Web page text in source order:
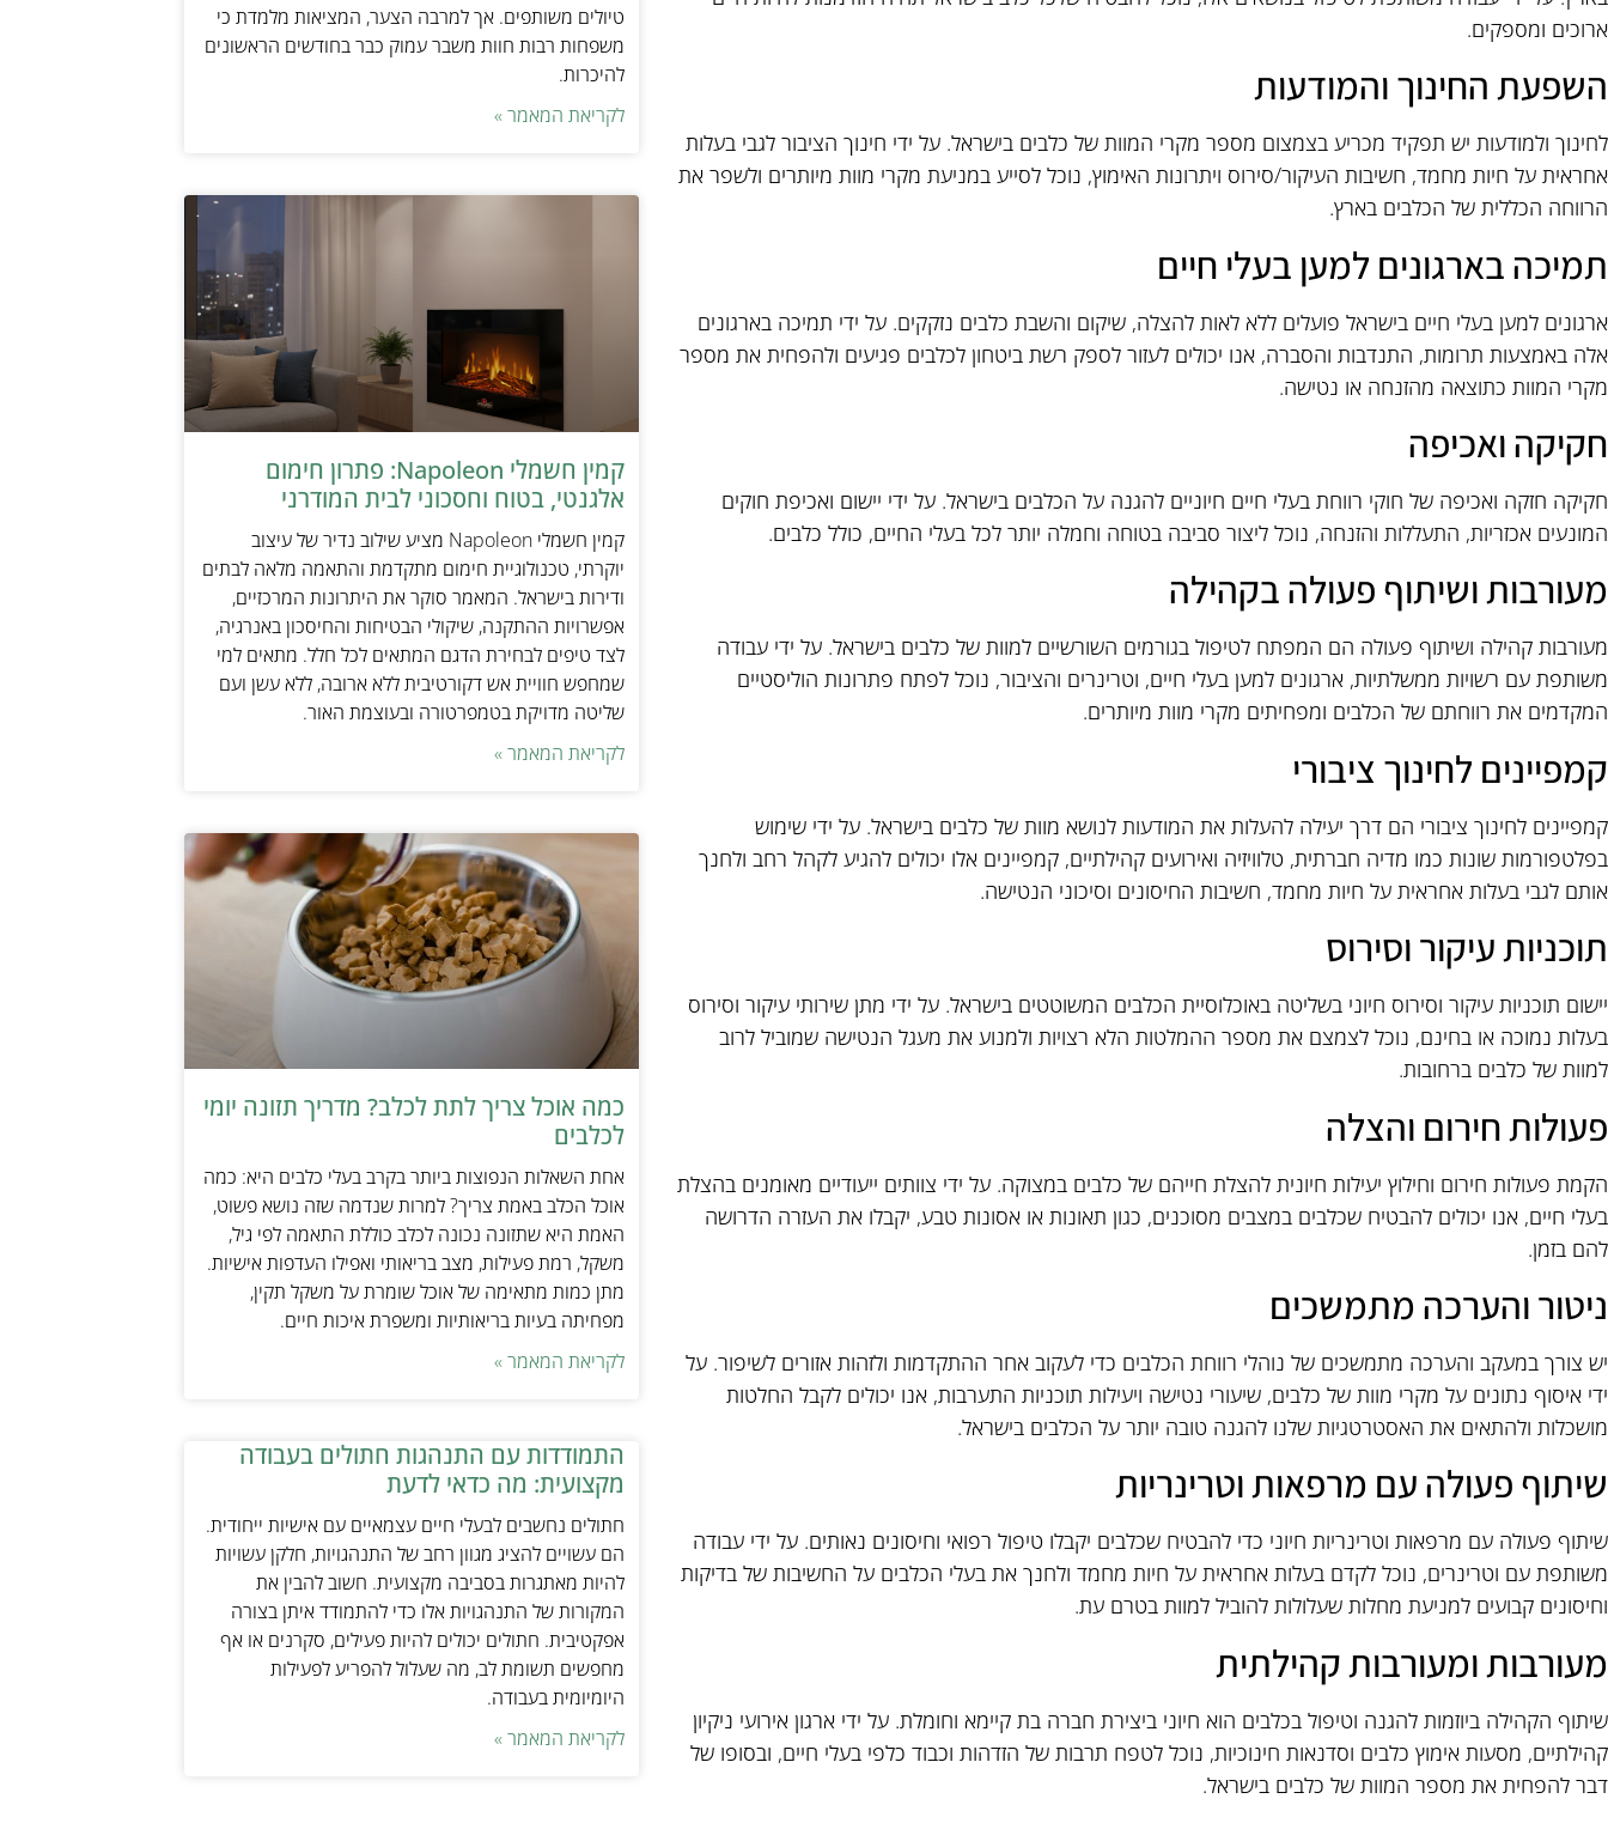
ארוכים ומספקים.
השפעת החינוך והמודעות
לחינוך ולמודעות יש תפקיד מכריע בצמצום מספר מקרי המוות של כלבים בישראל. על ידי חינוך הציבור לגבי בעלות
אחראית על חיות מחמד, חשיבות העיקור/סירוס ויתרונות האימוץ, נוכל לסייע במניעת מקרי מוות מיותרים ולשפר את
הרווחה הכללית של הכלבים בארץ.
תמיכה בארגונים למען בעלי חיים
ארגונים למען בעלי חיים בישראל פועלים ללא לאות להצלה, שיקום והשבת כלבים נזקקים. על ידי תמיכה בארגונים
אלה באמצעות תרומות, התנדבות והסברה, אנו יכולים לעזור לספק רשת ביטחון לכלבים פגיעים ולהפחית את מספר
מקרי המוות כתוצאה מהזנחה או נטישה.
חקיקה ואכיפה
חקיקה חזקה ואכיפה של חוקי רווחת בעלי חיים חיוניים להגנה על הכלבים בישראל. על ידי יישום ואכיפת חוקים
המונעים אכזריות, התעללות והזנחה, נוכל ליצור סביבה בטוחה וחמלה יותר לכל בעלי החיים, כולל כלבים.
מעורבות ושיתוף פעולה בקהילה
מעורבות קהילה ושיתוף פעולה הם המפתח לטיפול בגורמים השורשיים למוות של כלבים בישראל. על ידי עבודה
משותפת עם רשויות ממשלתיות, ארגונים למען בעלי חיים, וטרינרים והציבור, נוכל לפתח פתרונות הוליסטיים
המקדמים את רווחתם של הכלבים ומפחיתים מקרי מוות מיותרים.
קמפיינים לחינוך ציבורי
קמפיינים לחינוך ציבורי הם דרך יעילה להעלות את המודעות לנושא מוות של כלבים בישראל. על ידי שימוש
בפלטפורמות שונות כמו מדיה חברתית, טלוויזיה ואירועים קהילתיים, קמפיינים אלו יכולים להגיע לקהל רחב ולחנך
אותם לגבי בעלות אחראית על חיות מחמד, חשיבות החיסונים וסיכוני הנטישה.
תוכניות עיקור וסירוס
יישום תוכניות עיקור וסירוס חיוני בשליטה באוכלוסיית הכלבים המשוטטים בישראל. על ידי מתן שירותי עיקור וסירוס
בעלות נמוכה או בחינם, נוכל לצמצם את מספר ההמלטות הלא רצויות ולמנוע את מעגל הנטישה שמוביל לרוב
למוות של כלבים ברחובות.
פעולות חירום והצלה
הקמת פעולות חירום וחילוץ יעילות חיונית להצלת חייהם של כלבים במצוקה. על ידי צוותים ייעודיים מאומנים בהצלת
בעלי חיים, אנו יכולים להבטיח שכלבים במצבים מסוכנים, כגון תאונות או אסונות טבע, יקבלו את העזרה הדרושה
להם בזמן.
ניטור והערכה מתמשכים
יש צורך במעקב והערכה מתמשכים של נוהלי רווחת הכלבים כדי לעקוב אחר ההתקדמות ולזהות אזורים לשיפור. על
ידי איסוף נתונים על מקרי מוות של כלבים, שיעורי נטישה ויעילות תוכניות התערבות, אנו יכולים לקבל החלטות
מושכלות ולהתאים את האסטרטגיות שלנו להגנה טובה יותר על הכלבים בישראל.
שיתוף פעולה עם מרפאות וטרינריות
שיתוף פעולה עם מרפאות וטרינריות חיוני כדי להבטיח שכלבים יקבלו טיפול רפואי וחיסונים נאותים. על ידי עבודה
משותפת עם וטרינרים, נוכל לקדם בעלות אחראית על חיות מחמד ולחנך את בעלי הכלבים על החשיבות של בדיקות
וחיסונים קבועים למניעת מחלות שעלולות להוביל למוות בטרם עת.
מעורבות ומעורבות קהילתית
שיתוף הקהילה ביוזמות להגנה וטיפול בכלבים הוא חיוני ביצירת חברה בת קיימא וחומלת. על ידי ארגון אירועי ניקיון
קהילתיים, מסעות אימוץ כלבים וסדנאות חינוכיות, נוכל לטפח תרבות של הזדהות וכבוד כלפי בעלי חיים, ובסופו של
דבר להפחית את מספר המוות של כלבים בישראל.
טיולים משותפים. אך למרבה הצער, המציאות מלמדת כי
משפחות רבות חוות משבר עמוק כבר בחודשים הראשונים
להיכרות.
לקריאת המאמר »
קמין חשמלי Napoleon: פתרון חימום
אלגנטי, בטוח וחסכוני לבית המודרני
קמין חשמלי Napoleon מציע שילוב נדיר של עיצוב
יוקרתי, טכנולוגיית חימום מתקדמת והתאמה מלאה לבתים
ודירות בישראל. המאמר סוקר את היתרונות המרכזיים,
אפשרויות ההתקנה, שיקולי הבטיחות והחיסכון באנרגיה,
לצד טיפים לבחירת הדגם המתאים לכל חלל. מתאים למי
שמחפש חוויית אש דקורטיבית ללא ארובה, ללא עשן ועם
שליטה מדויקת בטמפרטורה ובעוצמת האור.
לקריאת המאמר »
כמה אוכל צריך לתת לכלב? מדריך תזונה יומי
לכלבים
אחת השאלות הנפוצות ביותר בקרב בעלי כלבים היא: כמה
אוכל הכלב באמת צריך? למרות שנדמה שזה נושא פשוט,
האמת היא שתזונה נכונה לכלב כוללת התאמה לפי גיל,
משקל, רמת פעילות, מצב בריאותי ואפילו העדפות אישיות.
מתן כמות מתאימה של אוכל שומרת על משקל תקין,
מפחיתה בעיות בריאותיות ומשפרת איכות חיים.
לקריאת המאמר »
התמודדות עם התנהגות חתולים בעבודה
מקצועית: מה כדאי לדעת
חתולים נחשבים לבעלי חיים עצמאיים עם אישיות ייחודית.
הם עשויים להציג מגוון רחב של התנהגויות, חלקן עשויות
להיות מאתגרות בסביבה מקצועית. חשוב להבין את
המקורות של התנהגויות אלו כדי להתמודד איתן בצורה
אפקטיבית. חתולים יכולים להיות פעילים, סקרנים או אף
מחפשים תשומת לב, מה שעלול להפריע לפעילות
היומיומית בעבודה.
לקריאת המאמר »